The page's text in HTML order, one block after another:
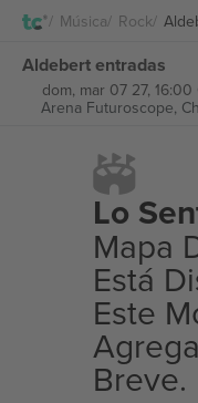
Música Rock
Aldebert entradas
dom, mar 07 27, 16:00
Arena Futuroscope,
Lo
Mapa
Está
Este
Breve.